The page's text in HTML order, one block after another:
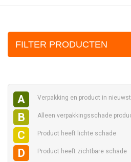
FILTER PRODUCTEN
A Verpakking en product in
B Alleen verpakkingsschade
C Product heeft lichte schade
D Product heeft zichtbare schade